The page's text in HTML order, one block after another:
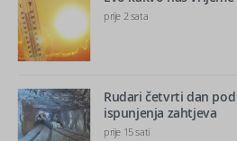
prije 2 sata
Rudari četvrti dan
ispunjenja zahtjeva
prije 15 sati